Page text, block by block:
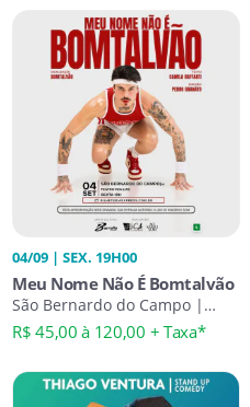
04/09 | SEX. 19H00
Meu Nome Não É Bomtalvão
São Bernardo do Campo |
Comédia Stand-Up
R$ 45,00 à 120,00 + Taxa*